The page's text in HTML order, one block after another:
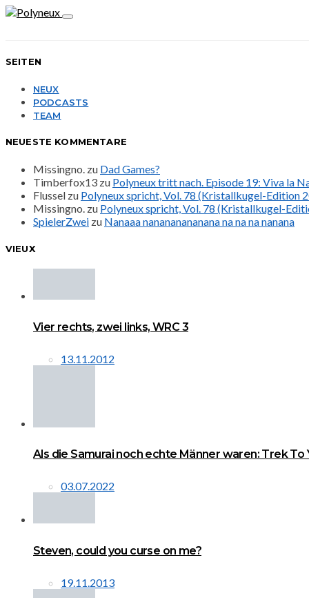
SEITEN
NEUX
PODCASTS
TEAM
NEUESTE KOMMENTARE
Missingno. zu Dad Games?
Timberfox13 zu Polyneux tritt nach. Episode 19: Viva la
Flussel zu Polyneux spricht, Vol. 78 (Kristallkugel-Edition
Missingno. zu Polyneux spricht, Vol. 78 (Kristallkugel-
SpielerZwei zu Nanaaa nanananananana na na na nanana
VIEUX
Vier rechts, zwei links, WRC 3
13.11.2012
Als die Samurai noch echte Männer waren: Trek
03.07.2022
Steven, could you curse on me?
19.11.2013